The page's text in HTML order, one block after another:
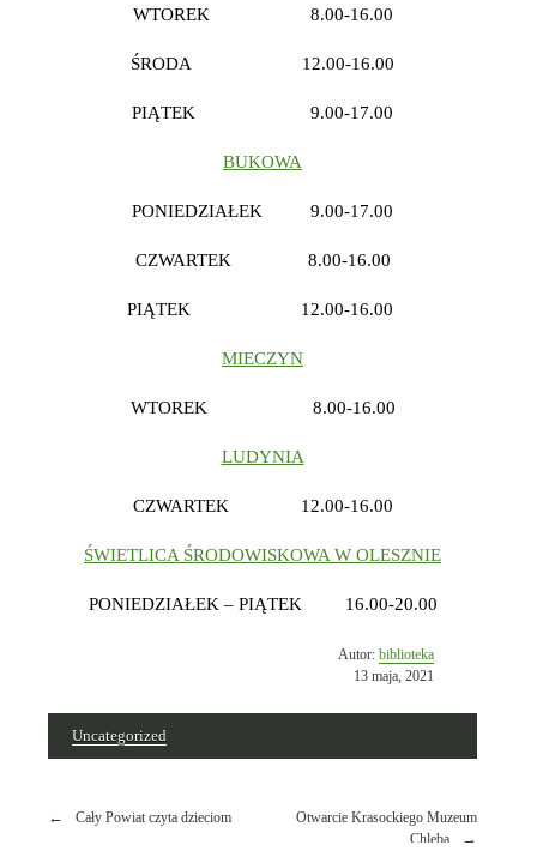
WTOREK 8.00-16.00
ŚRODA 12.00-16.00
PIĄTEK 9.00-17.00
BUKOWA
PONIEDZIAŁEK 9.00-17.00
CZWARTEK 8.00-16.00
PIĄTEK 12.00-16.00
MIECZYN
WTOREK 8.00-16.00
LUDYNIA
CZWARTEK 12.00-16.00
ŚWIETLICA ŚRODOWISKOWA W OLESZNIE
PONIEDZIAŁEK – PIĄTEK 16.00-20.00
Autor:bibliotekaOpublikowano
13 maja, 2021
Uncategorized
Nawigacja
Cały Powiat czyta dzieciom
Otwarcie Krasockiego Muzeum
Chleba